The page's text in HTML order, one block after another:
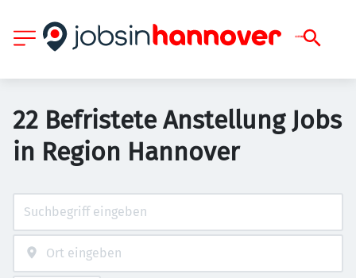
22 Befristete Anstellung Jobs
in Region Hannover